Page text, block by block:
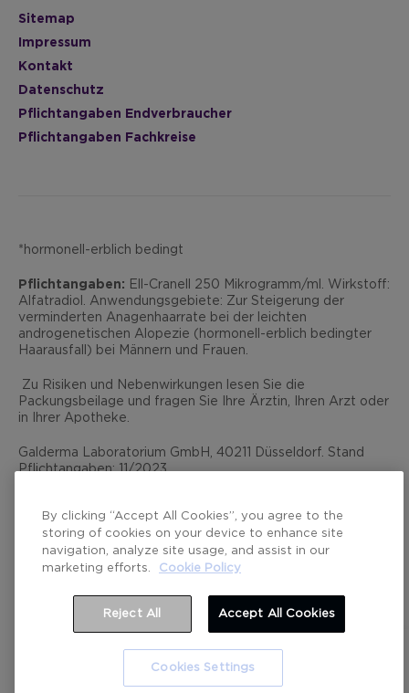
Sitemap
Impressum
Kontakt
Datenschutz
Pflichtangaben Endverbraucher
Pflichtangaben Fachkreise
*hormonell-erblich bedingt
Pflichtangaben: Ell-Cranell 250 Mikrogramm/ml. Wirkstoff:
Alfatradiol. Anwendungsgebiete: Zur Steigerung der
verminderten Anagenhaarrate bei der leichten
androgenetischen Alopezie (hormonell-erblich bedingter
Haarausfall) bei Männern und Frauen.
Zu Risiken und Nebenwirkungen lesen Sie die
Packungsbeilage und fragen Sie Ihre Ärztin, Ihren Arzt oder
in Ihrer Apotheke.
Galderma Laboratorium GmbH, 40211 Düsseldorf. Stand
Pflichtangaben: 11/2023
© Galderma Laboratorium GmbH 2026
By clicking “Accept All Cookies”, you agree to the
storing of cookies on your device to enhance site
navigation, analyze site usage, and assist in our
marketing efforts.
Cookie Policy
Reject All Accept All Cookies
Cookies Settings